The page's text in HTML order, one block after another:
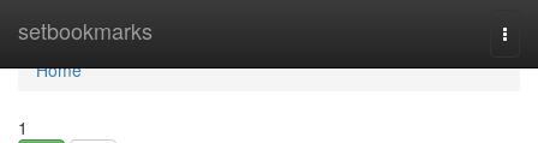
setbookmarks
Home
Home
1